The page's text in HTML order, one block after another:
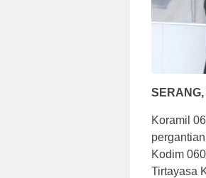
Koramil
Kodim
Tirtayasa